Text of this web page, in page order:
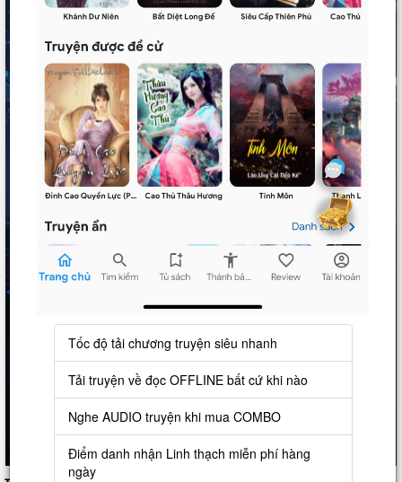
Tốc độ tải chương truyện siêu nhanh
Tải truyện về đọc OFFLINE bất cứ khi nào
Nghe AUDIO truyện khi mua COMBO
Điểm danh nhận Linh thạch miễn phí hàng
ngày